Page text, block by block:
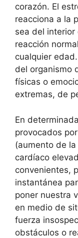
corazón. El
reacciona a la
sea del interior
reacción
cualquier
del organismo
físicas o
extremas, de
En
provocados
(aumento de
cardíaco
convenientes,
instantánea
poner nuestra
en medio de
fuerza
obstáculos o